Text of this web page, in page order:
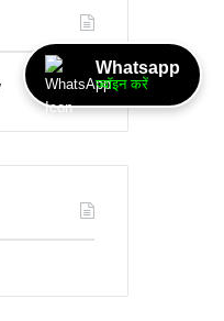
Whatsapp
ज्वॉइन करें